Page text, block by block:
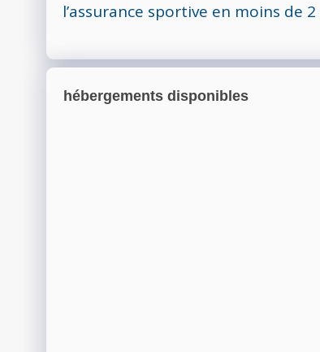
l’assurance sportive en moins de
hébergements disponibles